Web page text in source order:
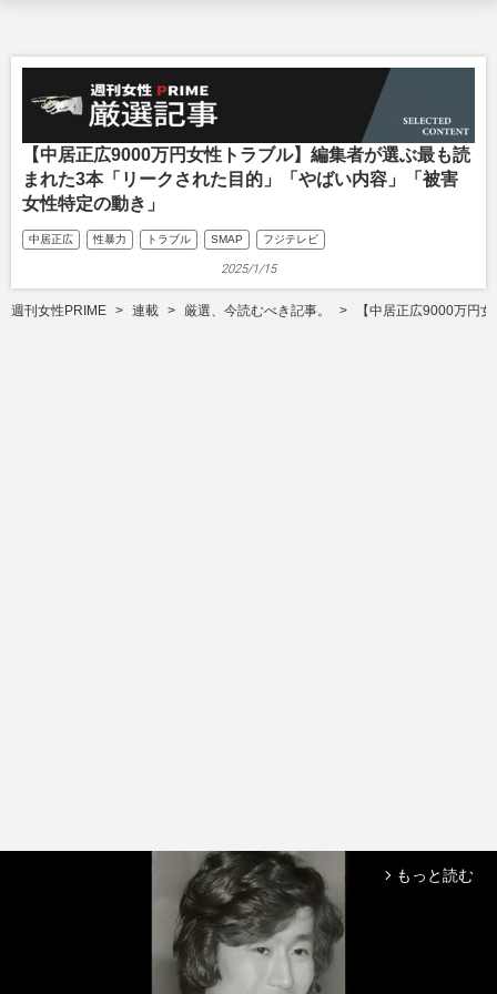
【中居正広9000万円女性トラブル】編集者が選ぶ最も読
まれた3本「リークされた目的」「やばい内容」「被害
女性特定の動き」
中居正広 性暴力 トラブル SMAP フジテレビ
2025/1/15
週刊女性PRIME 連載 厳選、今読むべき記事。 【中居正広9000万円
arrow_forward_ios もっと読む